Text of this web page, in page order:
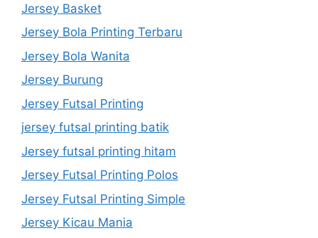
Jersey Basket
Jersey Bola Printing Terbaru
Jersey Bola Wanita
Jersey Burung
Jersey Futsal Printing
jersey futsal printing batik
Jersey futsal printing hitam
Jersey Futsal Printing Polos
Jersey Futsal Printing Simple
Jersey Kicau Mania